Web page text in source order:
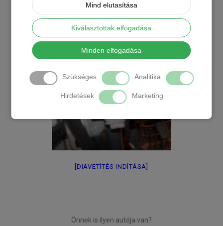
Mind elutasítása
Kiválasztottak elfogadása
Minden elfogadása
Szükséges Analitika
Hirdetések Marketing
[DIAVETÍTÉS INDÍTÁSA]
Önnek is ilyen autója van?